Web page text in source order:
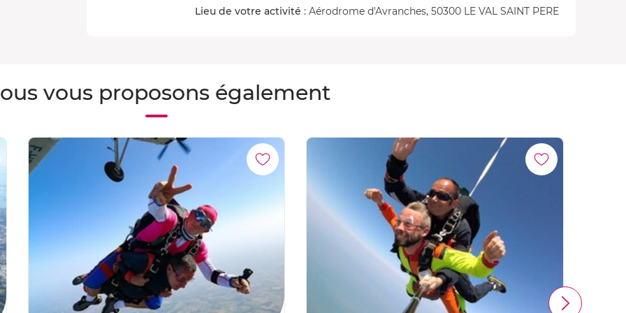
Lieu de votre activité : Aérodrome d'Avranches, 50300 LE VAL SAINT PERE
vous proposons également